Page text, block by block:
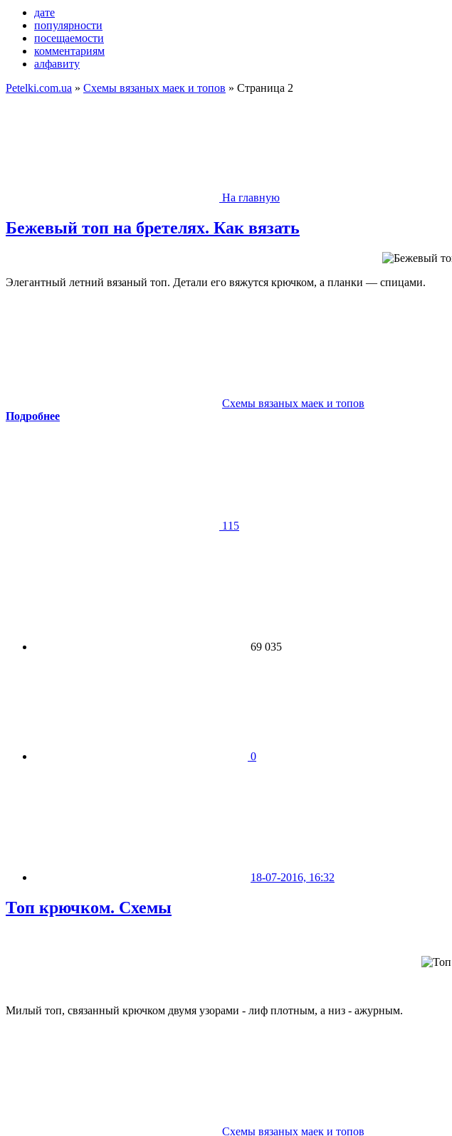
дате
популярности
посещаемости
комментариям
алфавиту
Petelki.com.ua » Схемы вязаных маек и топов » Страница 2
На главную
Бежевый топ на бретелях. Как вязать
Элегантный летний вязаный топ. Детали его вяжутся крючком, а планки — спицами.
Схемы вязаных маек и топов
Подробнее
115
69 035
0
18-07-2016, 16:32
Топ крючком. Схемы
Милый топ, связанный крючком двумя узорами - лиф плотным, а низ - ажурным.
Схемы вязаных маек и топов